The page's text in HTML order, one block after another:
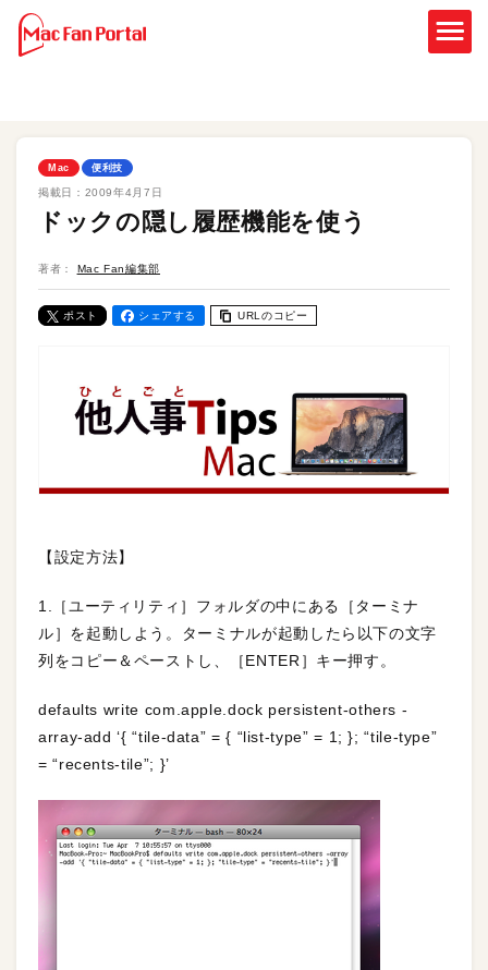
Mac 便利技
掲載日： 2009年4月7日
ドックの隠し履歴機能を使う
著者： Mac Fan編集部
ポスト シェアする URLのコピー
【設定方法】
1.［ユーティリティ］フォルダの中にある［ターミナ
ル］を起動しよう。ターミナルが起動したら以下の文字
列をコピー＆ペーストし、［ENTER］キー押す。
defaults write com.apple.dock persistent-others -
array-add ‘{ “tile-data” = { “list-type” = 1; }; “tile-type”
= “recents-tile”; }’